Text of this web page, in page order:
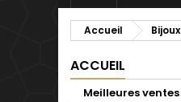
Accueil Bijoux
ACCUEIL
Meilleures ventes